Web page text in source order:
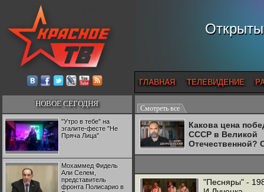
ГЛАВНАЯ ТЕЛЕВИДЕНИЕ
НОВОЕ СЕГОДНЯ
"Утро в тебе" на
эгалите-фесте "Не
Пряча Лица"
Мохаммед Фидель
Али Селем,
представитель
фронта Полисарио в
Смотреть все
Какова цена
СССР в Великой
Отечественной?
Двуреченский о
"Песняры" -